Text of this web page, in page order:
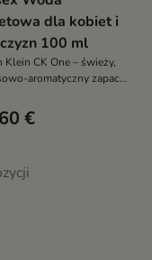
dla kobiet i
100 ml
Klein CK One – świeży,
aromatyczny zapach
niej i dla niego.
lekki i autentyczny
€